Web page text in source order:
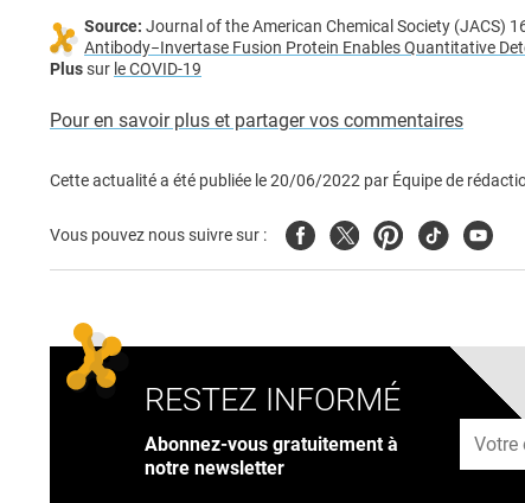
Source: Journal of the American Chemical Society (JACS)
Antibody−Invertase Fusion Protein Enables Quantitative
Plussur le COVID-19
Pour en savoir plus et partager vos commentaires
Cette actualité a été publiée le20/06/2022 par Équipe de
Vous pouvez nous suivre sur : FacebookTwitterPinterest
TiktokYoutube
RESTEZ INFORMÉ
Abonnez-vous gratuitement à
notre newsletter